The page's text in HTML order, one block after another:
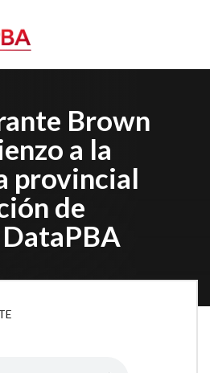
Brown
a la
provincial
de